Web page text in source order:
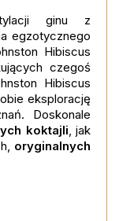
ginu z
egzotycznego
Hibiscus
czegoś
Hibiscus
eksplorację
Doskonale
koktajli, jak
oryginalnych